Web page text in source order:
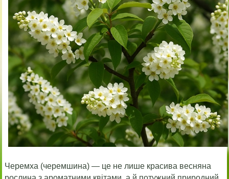
Черемха (черемшина) — це не лише красива весняна